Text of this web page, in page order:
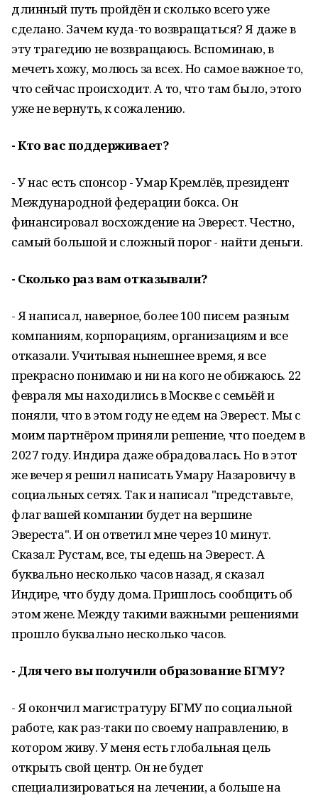
длинный путь пройдён и сколько всего уже
сделано. Зачем куда-то возвращаться? Я даже в
эту трагедию не возвращаюсь. Вспоминаю, в
мечеть хожу, молюсь за всех. Но самое важное то,
что сейчас происходит. А то, что там было, этого
уже не вернуть, к сожалению.
- Кто вас поддерживает?
- У нас есть спонсор - Умар Кремлёв, президент
Международной федерации бокса. Он
финансировал восхождение на Эверест. Честно,
самый большой и сложный порог - найти деньги.
- Сколько раз вам отказывали?
- Я написал, наверное, более 100 писем разным
компаниям, корпорациям, организациям и все
отказали. Учитывая нынешнее время, я все
прекрасно понимаю и ни на кого не обижаюсь. 22
февраля мы находились в Москве с семьёй и
поняли, что в этом году не едем на Эверест. Мы с
моим партнёром приняли решение, что поедем в
2027 году. Индира даже обрадовалась. Но в этот
же вечер я решил написать Умару Назаровичу в
социальных сетях. Так и написал "представьте,
флаг вашей компании будет на вершине
Эвереста". И он ответил мне через 10 минут.
Сказал: Рустам, все, ты едешь на Эверест. А
буквально несколько часов назад, я сказал
Индире, что буду дома. Пришлось сообщить об
этом жене. Между такими важными решениями
прошло буквально несколько часов.
- Для чего вы получили образование БГМУ?
- Я окончил магистратуру БГМУ по социальной
работе, как раз-таки по своему направлению, в
котором живу. У меня есть глобальная цель
открыть свой центр. Он не будет
специализироваться на лечении, а больше на